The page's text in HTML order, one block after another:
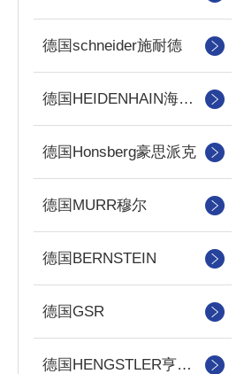
德国schneider施耐德
德国HEIDENHAIN海德汉
德国Honsberg豪思派克
德国MURR穆尔
德国BERNSTEIN
德国GSR
德国HENGSTLER亨士乐